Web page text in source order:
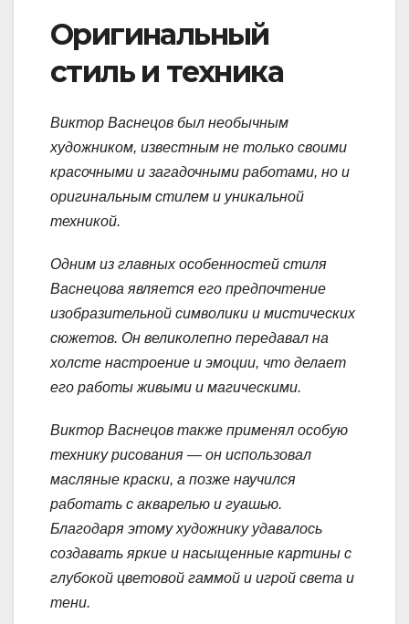
Оригинальный
стиль и техника
Виктор Васнецов был необычным
художником, известным не только своими
красочными и загадочными работами, но и
оригинальным стилем и уникальной
техникой.
Одним из главных особенностей стиля
Васнецова является его предпочтение
изобразительной символики и мистических
сюжетов. Он великолепно передавал на
холсте настроение и эмоции, что делает
его работы живыми и магическими.
Виктор Васнецов также применял особую
технику рисования — он использовал
масляные краски, а позже научился
работать с акварелью и гуашью.
Благодаря этому художнику удавалось
создавать яркие и насыщенные картины с
глубокой цветовой гаммой и игрой света и
тени.